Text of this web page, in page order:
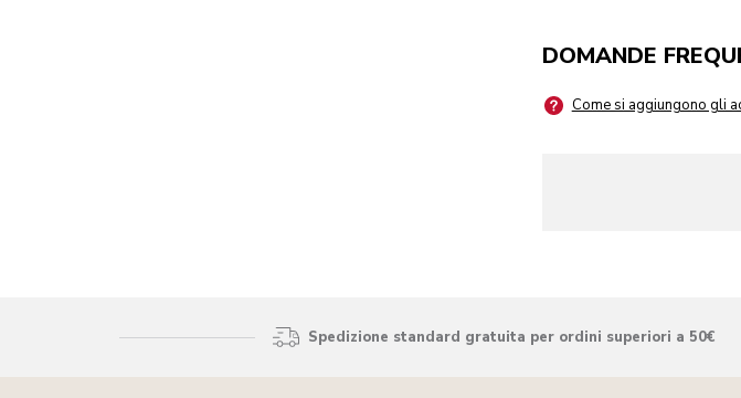
DOMANDE
Come si aggiungono gli
Spedizione standard gratuita per ordini superiori a 50€